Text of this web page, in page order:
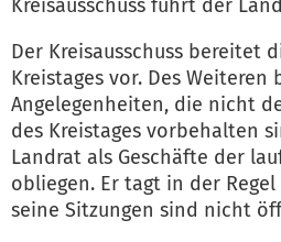
Kreisausschuss führt der
Der Kreisausschuss bereitet
Kreistages vor. Des
Angelegenheiten, die nicht
des Kreistages vorbehalten
Landrat als Geschäfte der
obliegen. Er tagt in der
seine Sitzungen sind nicht